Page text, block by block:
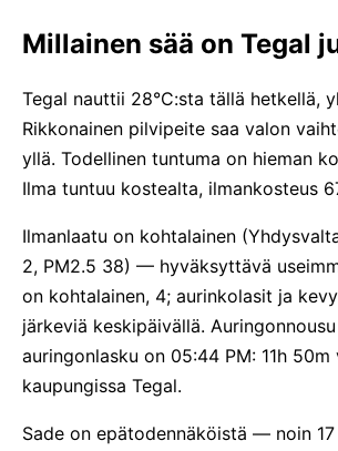
Millainen sää on Tegal
Tegal nauttii 28°C:sta tällä hetkellä,
Rikkonainen pilvipeite saa valon
yllä. Todellinen tuntuma on hieman
Ilma tuntuu kostealta, ilmankosteus
Ilmanlaatu on kohtalainen
2, PM2.5 38) — hyväksyttävä
on kohtalainen, 4; aurinkolasit ja
järkeviä keskipäivällä.
auringonlasku on 05:44 PM: 11h 50m
kaupungissa Tegal.
Sade on epätodennäköistä — noin 17